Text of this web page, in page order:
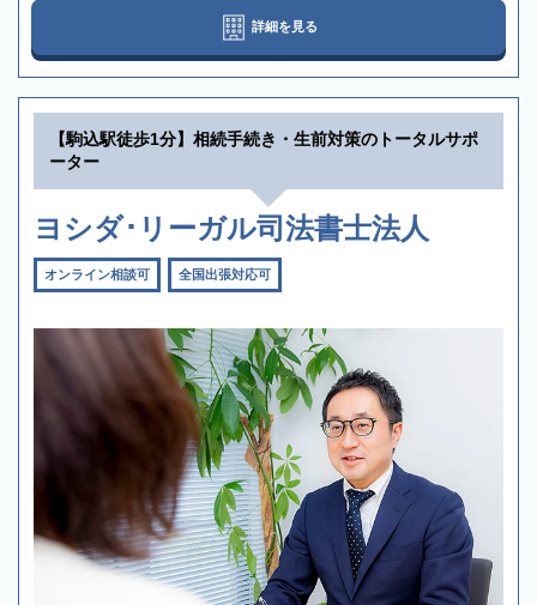
詳細を見る
【駒込駅徒歩1分】相続手続き・生前対策のトータルサポ
ーター
ヨシダ･リーガル司法書士法人
オンライン相談可 全国出張対応可